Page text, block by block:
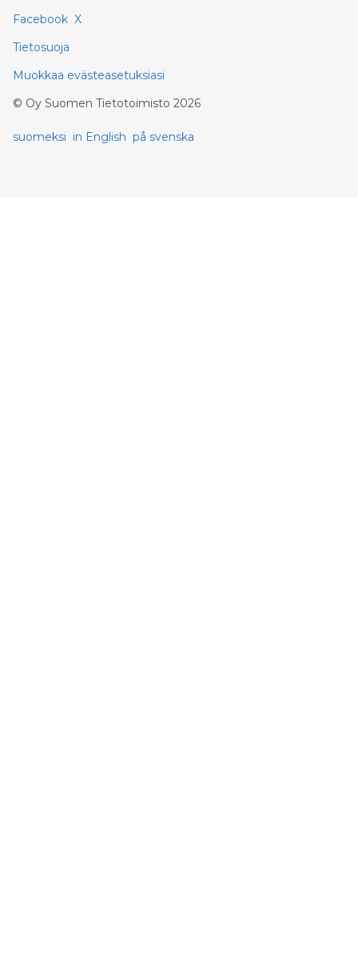
Facebook X
Tietosuoja
Muokkaa evästeasetuksiasi
© Oy Suomen Tietotoimisto 2026
suomeksi in English på svenska